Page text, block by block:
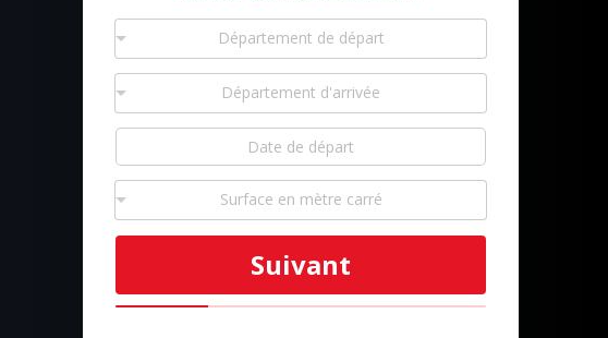
Département de départ
Département d'arrivée
Surface en mètre carré
Suivant